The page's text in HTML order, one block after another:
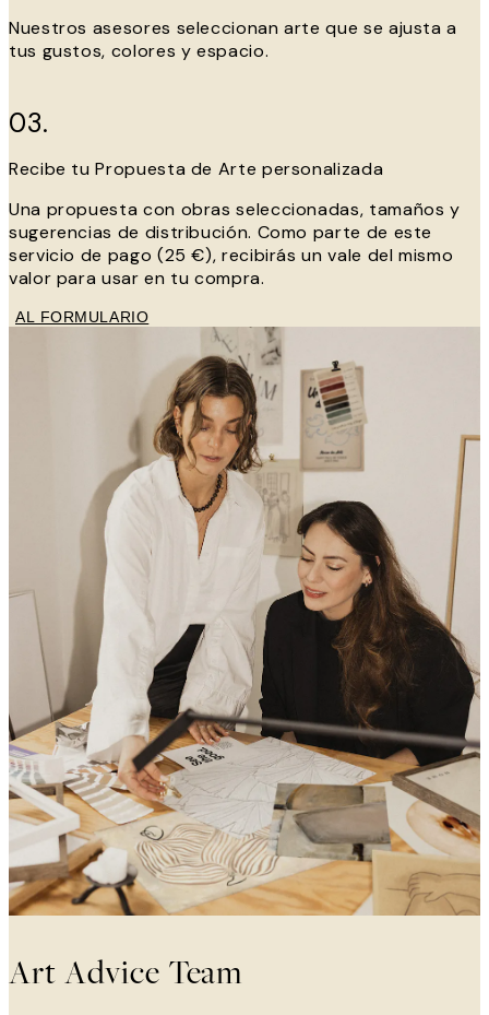
Nuestros asesores seleccionan arte que se ajusta a
tus gustos, colores y espacio.
03.
Recibe tu Propuesta de Arte personalizada
Una propuesta con obras seleccionadas, tamaños y
sugerencias de distribución. Como parte de este
servicio de pago (25 €), recibirás un vale del mismo
valor para usar en tu compra.
AL FORMULARIO
Art Advice Team